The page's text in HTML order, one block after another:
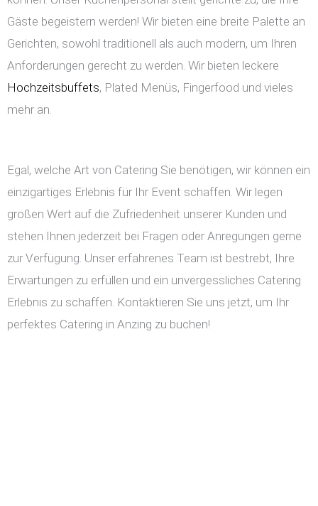
Gäste begeistern werden! Wir bieten eine breite Palette an
Gerichten, sowohl traditionell als auch modern, um Ihren
Anforderungen gerecht zu werden. Wir bieten leckere
Hochzeitsbuffets, Plated Menüs, Fingerfood und vieles
mehr an.
Egal, welche Art von Catering Sie benötigen, wir können ein
einzigartiges Erlebnis für Ihr Event schaffen. Wir legen
großen Wert auf die Zufriedenheit unserer Kunden und
stehen Ihnen jederzeit bei Fragen oder Anregungen gerne
zur Verfügung. Unser erfahrenes Team ist bestrebt, Ihre
Erwartungen zu erfüllen und ein unvergessliches Catering
Erlebnis zu schaffen. Kontaktieren Sie uns jetzt, um Ihr
perfektes Catering in Anzing zu buchen!